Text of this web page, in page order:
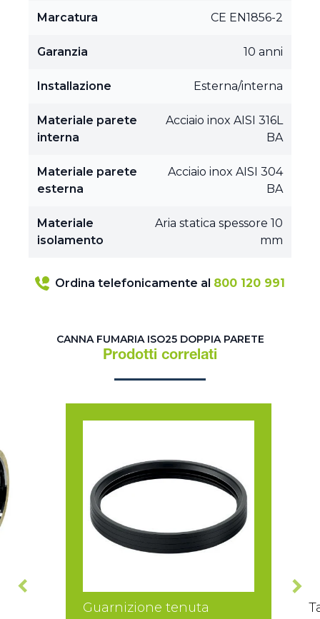
Marcatura CE EN1856-2
Garanzia 10 anni
Installazione Esterna/interna
Materiale parete
interna
Acciaio inox AISI 316L
BA
Materiale parete
esterna
Acciaio inox AISI 304
BA
Materiale
isolamento
Aria statica spessore 10
mm
Ordina telefonicamente al 800 120 991
CANNA FUMARIA ISO25 DOPPIA PARETE
Prodotti correlati
Guarnizione tenuta